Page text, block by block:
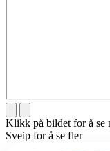
Klikk på bildet for å se
Sveip for å se fler